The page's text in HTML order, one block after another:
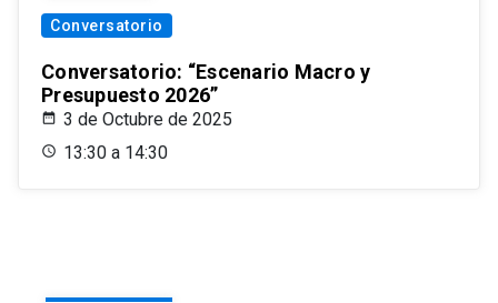
Conversatorio
Conversatorio: “Escenario Macro y
Presupuesto 2026”
3 de Octubre de 2025
13:30 a 14:30